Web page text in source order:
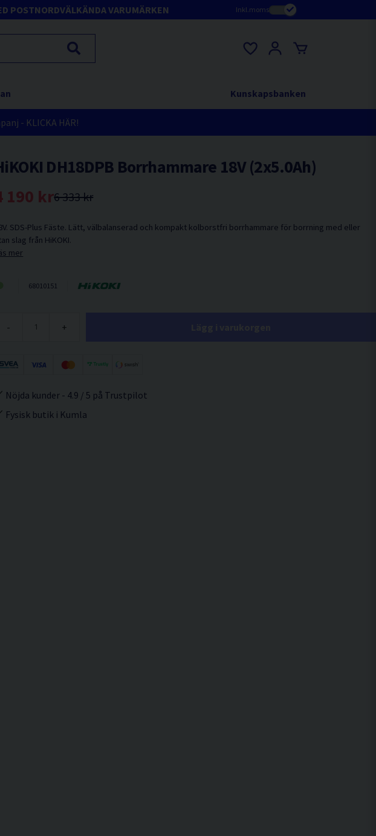
POSTNORDVÄLKÄNDA VARUMÄRKEN Inkl.moms
Kunskapsbanken
- KLICKA HÄR!
DH18DPB Borrhammare 18V (2x5.0Ah)
6 333 kr
190 kr
SDS-Plus Fäste. Lätt, välbalanserad och kompakt kolborstfri borrhammare för borrning med eller
slag från HiKOKI.
mer
68010151
- +
Nöjda kunder - 4.9 / 5 på Trustpilot
Fysisk butik i Kumla